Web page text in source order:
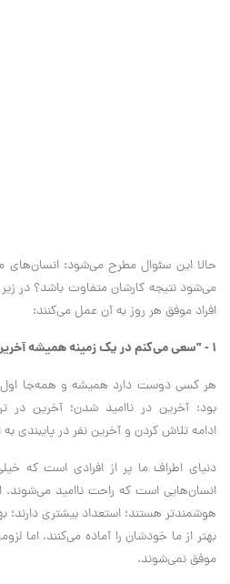
حالا این سئوال مطرح می‌شود: انسان‌های
می‌شود نتیجه کارشان متفاوت باشد؟ در
افراد موفق هر روز به آن عمل می‌کنند:
۱ - "سعی می‌کنم در یک زمینه همیشه آخرین نفر باشم"
هر کسی دوست دارد همیشه و همه‌جا اول
بود: آخرین در ناامید شدن؛ آخرین در
ادامه تلاش کردن و آخرین نفر در پایبندی
دنیای اطراف ما پر از افرادی است که
انسان‌هایی است که راحت ناامید
هوشمندتر هستند؛ استعداد بیشتری دارند؛
بهتر از ما خودشان را آماده می‌کنند. اما
موفق نمی‌شوند.